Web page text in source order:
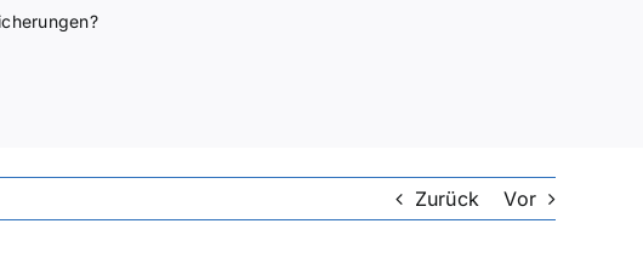
Zurück Vor